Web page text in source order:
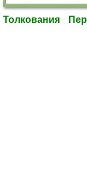
Толкования